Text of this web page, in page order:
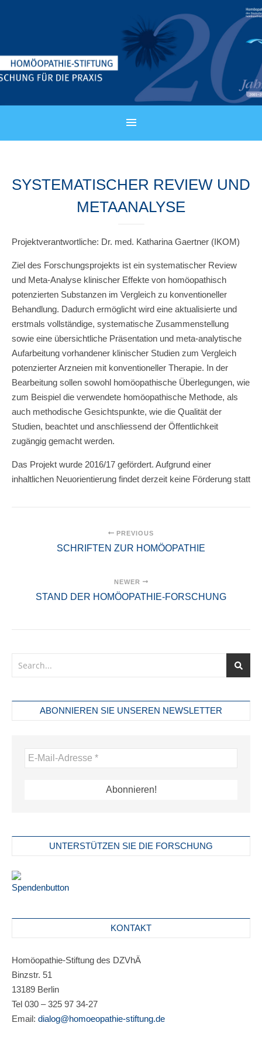
SYSTEMATISCHER REVIEW UND
METAANALYSE
Projektverantwortliche: Dr. med. Katharina Gaertner (IKOM)
Ziel des Forschungsprojekts ist ein systematischer Review
und Meta-Analyse klinischer Effekte von homöopathisch
potenzierten Substanzen im Vergleich zu konventioneller
Behandlung. Dadurch ermöglicht wird eine aktualisierte und
erstmals vollständige, systematische Zusammenstellung
sowie eine übersichtliche Präsentation und meta-analytische
Aufarbeitung vorhandener klinischer Studien zum Vergleich
potenzierter Arzneien mit konventioneller Therapie. In der
Bearbeitung sollen sowohl homöopathische Überlegungen, wie
zum Beispiel die verwendete homöopathische Methode, als
auch methodische Gesichtspunkte, wie die Qualität der
Studien, beachtet und anschliessend der Öffentlichkeit
zugängig gemacht werden.
Das Projekt wurde 2016/17 gefördert. Aufgrund einer
inhaltlichen Neuorientierung findet derzeit keine Förderung statt
PREVIOUS
SCHRIFTEN ZUR HOMÖOPATHIE
NEWER
STAND DER HOMÖOPATHIE-FORSCHUNG
ABONNIEREN SIE UNSEREN NEWSLETTER
UNTERSTÜTZEN SIE DIE FORSCHUNG
KONTAKT
Homöopathie-Stiftung des DZVhÄ
Binzstr. 51
13189 Berlin
Tel 030 – 325 97 34-27
Email: dialog@homoeopathie-stiftung.de